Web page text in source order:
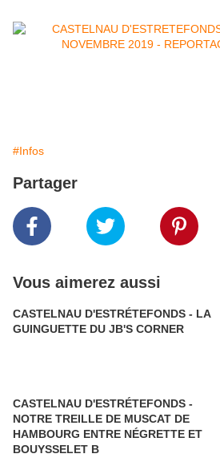
#Infos
Partager
Vous aimerez aussi
CASTELNAU D'ESTRÉTEFONDS - LA
GUINGUETTE DU JB'S CORNER
CASTELNAU D'ESTRÉTEFONDS -
NOTRE TREILLE DE MUSCAT DE
HAMBOURG ENTRE NÉGRETTE ET
BOUYSSELET B